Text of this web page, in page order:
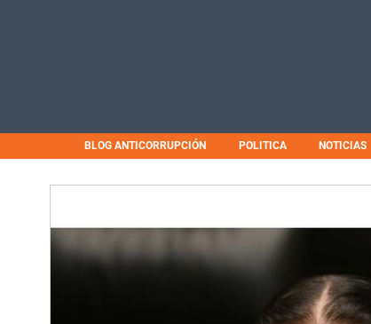
BLOG ANTICORRUPCIÓN POLITICA NOTICIAS